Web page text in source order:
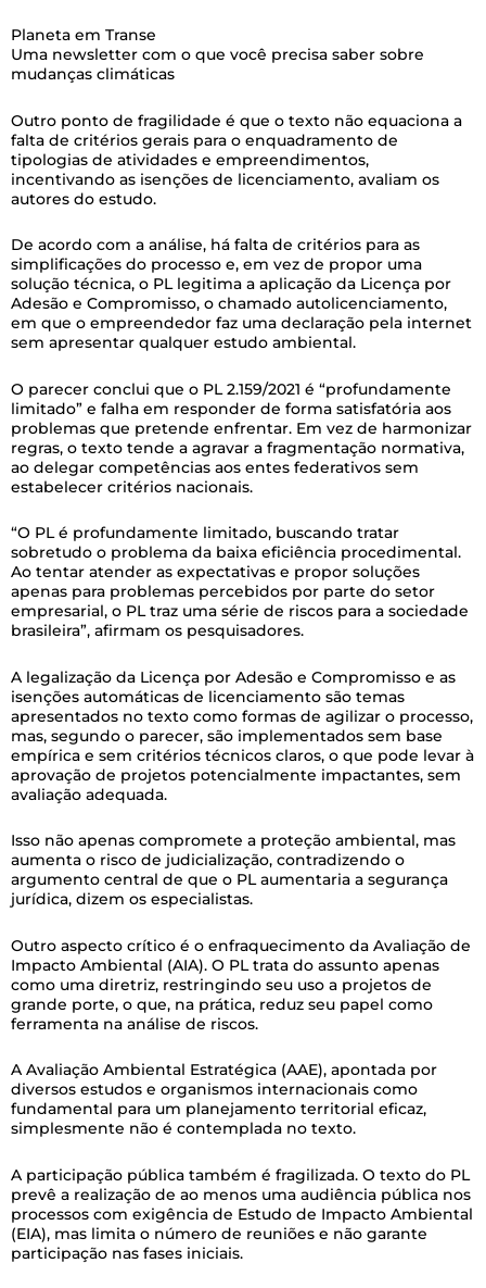
Planeta em Transe
Uma newsletter com o que você precisa saber sobre
mudanças climáticas
Outro ponto de fragilidade é que o texto não equaciona a
falta de critérios gerais para o enquadramento de
tipologias de atividades e empreendimentos,
incentivando as isenções de licenciamento, avaliam os
autores do estudo.
De acordo com a análise, há falta de critérios para as
simplificações do processo e, em vez de propor uma
solução técnica, o PL legitima a aplicação da Licença por
Adesão e Compromisso, o chamado autolicenciamento,
em que o empreendedor faz uma declaração pela internet
sem apresentar qualquer estudo ambiental.
O parecer conclui que o PL 2.159/2021 é “profundamente
limitado” e falha em responder de forma satisfatória aos
problemas que pretende enfrentar. Em vez de harmonizar
regras, o texto tende a agravar a fragmentação normativa,
ao delegar competências aos entes federativos sem
estabelecer critérios nacionais.
“O PL é profundamente limitado, buscando tratar
sobretudo o problema da baixa eficiência procedimental.
Ao tentar atender as expectativas e propor soluções
apenas para problemas percebidos por parte do setor
empresarial, o PL traz uma série de riscos para a sociedade
brasileira”, afirmam os pesquisadores.
A legalização da Licença por Adesão e Compromisso e as
isenções automáticas de licenciamento são temas
apresentados no texto como formas de agilizar o processo,
mas, segundo o parecer, são implementados sem base
empírica e sem critérios técnicos claros, o que pode levar à
aprovação de projetos potencialmente impactantes, sem
avaliação adequada.
Isso não apenas compromete a proteção ambiental, mas
aumenta o risco de judicialização, contradizendo o
argumento central de que o PL aumentaria a segurança
jurídica, dizem os especialistas.
Outro aspecto crítico é o enfraquecimento da Avaliação de
Impacto Ambiental (AIA). O PL trata do assunto apenas
como uma diretriz, restringindo seu uso a projetos de
grande porte, o que, na prática, reduz seu papel como
ferramenta na análise de riscos.
A Avaliação Ambiental Estratégica (AAE), apontada por
diversos estudos e organismos internacionais como
fundamental para um planejamento territorial eficaz,
simplesmente não é contemplada no texto.
A participação pública também é fragilizada. O texto do PL
prevê a realização de ao menos uma audiência pública nos
processos com exigência de Estudo de Impacto Ambiental
(EIA), mas limita o número de reuniões e não garante
participação nas fases iniciais.